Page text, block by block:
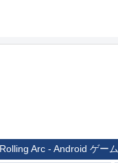
Rolling Arc - Android ゲーム